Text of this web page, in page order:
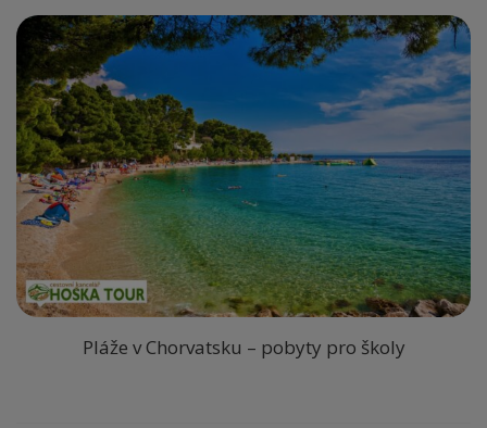
Pláže v Chorvatsku – pobyty pro školy